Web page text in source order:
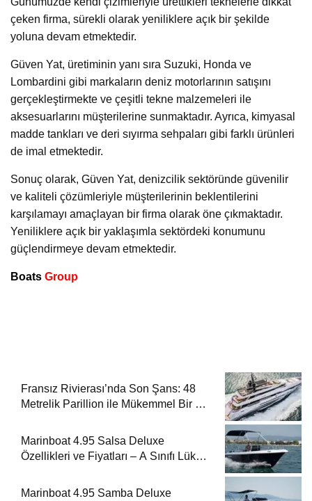
çeken firma, sürekli olarak yeniliklere açık bir şekilde
yoluna devam etmektedir.
Güven Yat, üretiminin yanı sıra Suzuki, Honda ve
Lombardini gibi markaların deniz motorlarının satışını
gerçekleştirmekte ve çeşitli tekne malzemeleri ile
aksesuarlarını müşterilerine sunmaktadır. Ayrıca, kimyasal
madde tankları ve deri sıyırma sehpaları gibi farklı ürünleri
de imal etmektedir.
Sonuç olarak, Güven Yat, denizcilik sektöründe güvenilir
ve kaliteli çözümleriyle müşterilerinin beklentilerini
karşılamayı amaçlayan bir firma olarak öne çıkmaktadır.
Yeniliklere açık bir yaklaşımla sektördeki konumunu
güçlendirmeye devam etmektedir.
Boats Group
Fransız Rivierası’nda Son Şans: 48
Metrelik Parillion ile Mükemmel Bir Yat
Marinboat 4.95 Salsa Deluxe
Özellikleri ve Fiyatları – A Sınıfı Lüks
Marinboat 4.95 Samba Deluxe